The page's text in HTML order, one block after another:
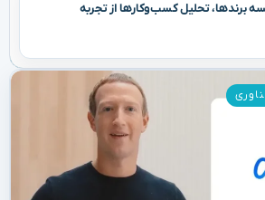
برندها، تحلیل کسب‌وکارها از تجربه